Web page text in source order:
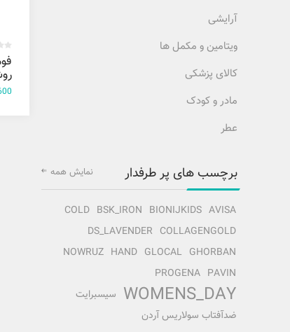
آرایشی
ویتامین و مکمل ها
کالای پزشکی
مادر و کودک
عطر
برچسب های پر طرفدار
AVISA
BIONIJKIDS
BSK_IRON
COLD
COLLAGENGOLD
DS_LAVENDER
GHORBAN
GLOCAL
HAND
NOWRUZ
PAVIN
PROGENA
WOMENS_DAY سیسبرایت
ضدآفتاب سولاریس آردن
نمایش همه